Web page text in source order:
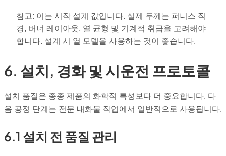
참고: 이는 시작 설계 값입니다. 실제 두께는 퍼니스 직
경, 버너 레이아웃, 열 균형 및 기계적 취급을 고려해야
합니다. 설계 시 열 모델을 사용하는 것이 좋습니다.
6. 설치, 경화 및 시운전 프로토콜
설치 품질은 종종 제품의 화학적 특성보다 더 중요합니다. 다
음 공정 단계는 전문 내화물 작업에서 일반적으로 사용됩니다.
6.1 설치 전 품질 관리